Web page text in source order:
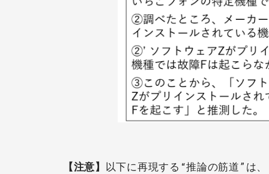
【注意】 以下に再現する“推論の筋道”は